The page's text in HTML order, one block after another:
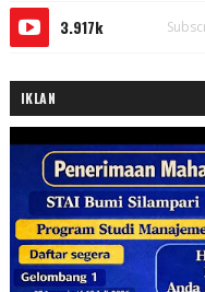
3.917k
IKLAN